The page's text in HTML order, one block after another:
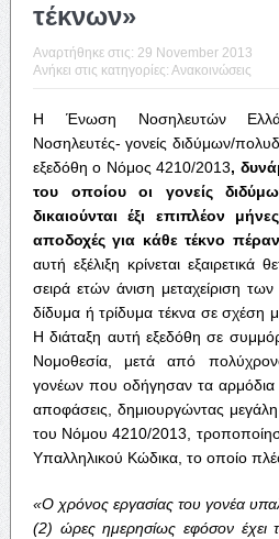
τέκνων»
Αναρτήθηκε στις: 29 November 2013
Ανήκει στις κατηγορίες: Ανακοινώσεις
Η Ένωση Νοσηλευτών
Νοσηλευτές- γονείς διδύμων/
εξεδόθη ο Νόμος 4210/2013,
του οποίου οι γονείς
δικαιούνται έξι επιπλέον
αποδοχές για κάθε τέκνο
αυτή εξέλιξη κρίνεται εξαιρετικά
σειρά ετών άνιση μεταχείριση
δίδυμα ή τρίδυμα τέκνα σε σχέση
Η διάταξη αυτή εξεδόθη σε
Νομοθεσία, μετά από
γονέων που οδήγησαν τα αρμόδια
αποφάσεις, δημιουργώντας
του Νόμου 4210/2013,
Υπαλληλικού Κώδικα, το οποίο
«Ο χρόνος εργασίας του γονέα
(2) ώρες ημερησίως εφόσον έχει